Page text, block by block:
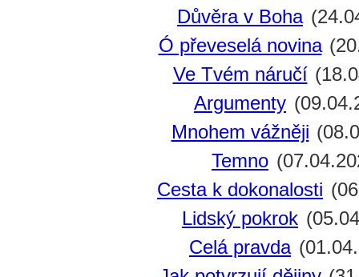
Důvěra v Boha
Ó převeselá novina
Ve Tvém náručí
Argumenty
Mnohem vážněji
Temno
Cesta k dokonalosti
Lidský pokrok
Celá pravda